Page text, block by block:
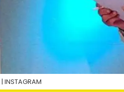
| INSTAGRAM